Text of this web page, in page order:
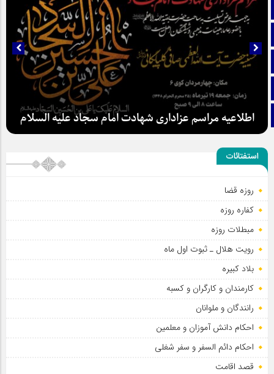
تماس با ما
آپارات
تلگرام
اطلاعیه مراسم عزاداری شهادت امام سجاد علیه السلام
استفتائات
روزه قضا
کفاره روزه
مبطلات روزه
رویت هلال ـ ثبوت اول ماه
بلاد کبیره
کارمندان و کارگران و کسبه
رانندگان و ملوانان
احکام دانش آموزان و معلمین
احکام دائم السفر و سفر شغلی
قصد اقامت